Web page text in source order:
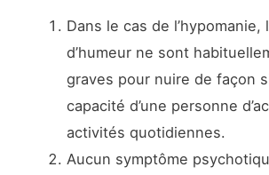
Dans le cas de l’hypomanie,
d’humeur ne sont
graves pour nuire de façon
capacité d’une personne
activités quotidiennes.
Aucun symptôme